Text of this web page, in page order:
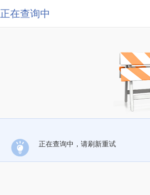
正在查询中
正在查询中，请刷新重试